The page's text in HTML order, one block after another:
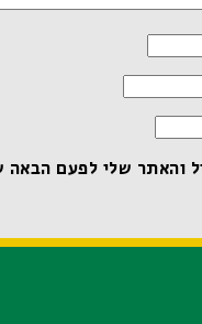
והאתר שלי לפעם הבאה